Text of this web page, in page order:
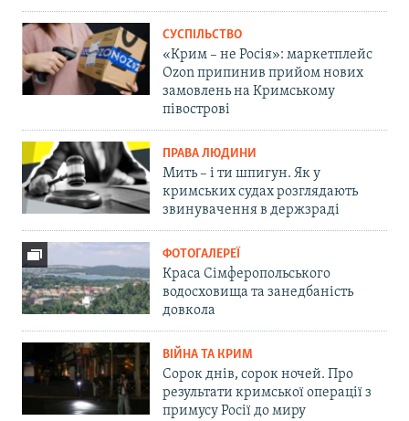
СУСПІЛЬСТВО
«Крим – не Росія»: маркетплейс
Ozon припинив прийом нових
замовлень на Кримському
півострові
ПРАВА ЛЮДИНИ
Мить – і ти шпигун. Як у
кримських судах розглядають
звинувачення в держзраді
ФОТОГАЛЕРЕЇ
Краса Сімферопольського
водосховища та занедбаність
довкола
ВІЙНА ТА КРИМ
Сорок днів, сорок ночей. Про
результати кримської операції з
примусу Росії до миру